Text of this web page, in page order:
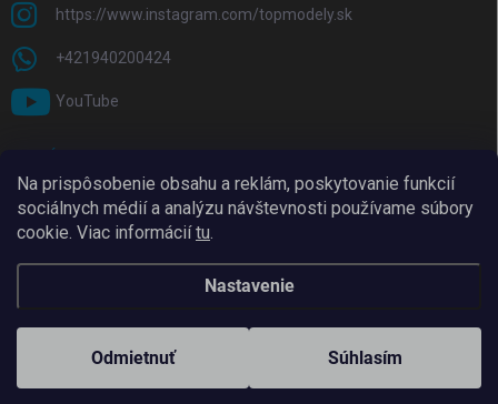
Na prispôsobenie obsahu a reklám, poskytovanie funkcií
sociálnych médií a analýzu návštevnosti používame súbory
cookie. Viac informáciítu.
Nastavenie
Odmietnuť Súhlasím
https://www.instagram.com/topmodely.sk
+421940200424
YouTube
Vytvoril Shoptet
Copyright 2026TopModely. Všetky práva vyhradené.Upraviť nastavenie